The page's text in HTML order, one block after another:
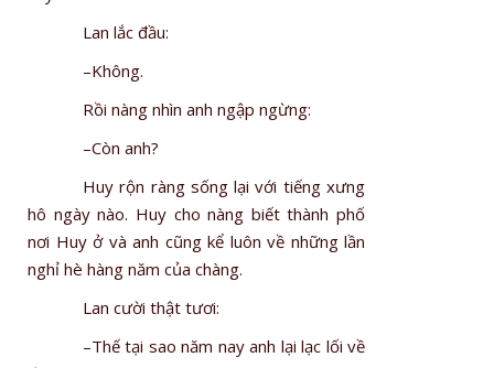
Lan lắc đầu:
–Không.
Rồi nàng nhìn anh ngập ngừng:
–Còn anh?
Huy rộn ràng sống lại với tiếng xưng
hô ngày nào. Huy cho nàng biết thành phố
nơi Huy ở và anh cũng kể luôn về những lần
nghỉ hè hàng năm của chàng.
Lan cười thật tươi:
–Thế tại sao năm nay anh lại lạc lối về